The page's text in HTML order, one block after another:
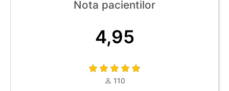
Nota pacientilor
4,95
110